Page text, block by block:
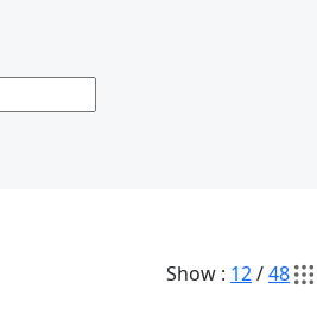
Show : 12/48